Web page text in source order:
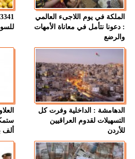
الملكة في يوم اللاجىء العالمي
: دعونا نتأمل في معاناة الأمهات
والرضع
الدهامشة : الداخلية وفرت كل
التسهيلات لقدوم العراقيين
للأردن
ألف